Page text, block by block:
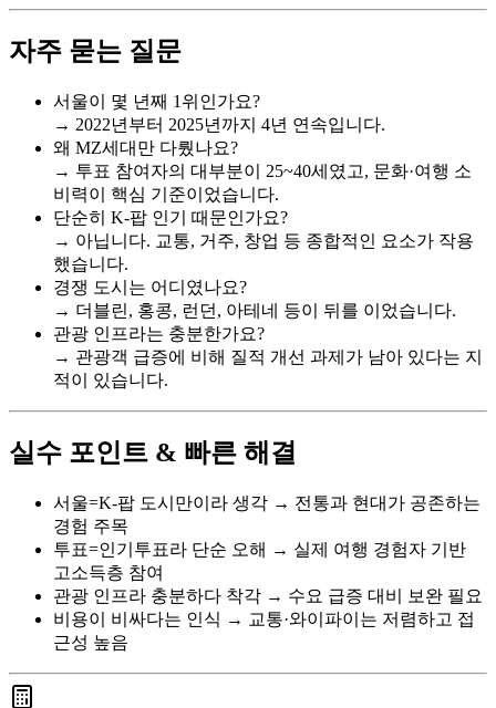
자주 묻는 질문
서울이 몇 년째 1위인가요?
→ 2022년부터 2025년까지 4년 연속입니다.
왜 MZ세대만 다뤘나요?
→ 투표 참여자의 대부분이 25~40세였고, 문화·여행 소
비력이 핵심 기준이었습니다.
단순히 K-팝 인기 때문인가요?
→ 아닙니다. 교통, 거주, 창업 등 종합적인 요소가 작용
했습니다.
경쟁 도시는 어디였나요?
→ 더블린, 홍콩, 런던, 아테네 등이 뒤를 이었습니다.
관광 인프라는 충분한가요?
→ 관광객 급증에 비해 질적 개선 과제가 남아 있다는 지
적이 있습니다.
실수 포인트 & 빠른 해결
서울=K-팝 도시만이라 생각 → 전통과 현대가 공존하는
경험 주목
투표=인기투표라 단순 오해 → 실제 여행 경험자 기반
고소득층 참여
관광 인프라 충분하다 착각 → 수요 급증 대비 보완 필요
비용이 비싸다는 인식 → 교통·와이파이는 저렴하고 접
근성 높음